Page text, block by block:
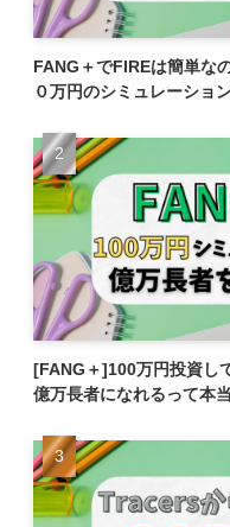
FANG＋でFIREは簡単な
０万円のシミュレーショ
[FANG＋]100万円投資し
億万長者になれるって本